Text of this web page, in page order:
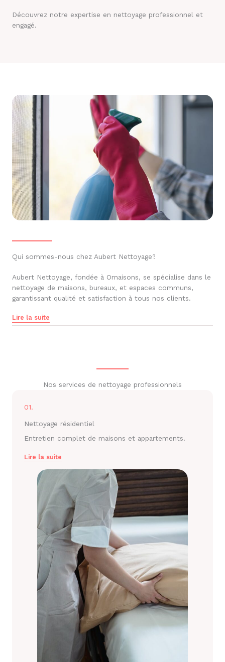
Découvrez notre expertise en nettoyage professionnel et
engagé.
Qui sommes-nous chez Aubert Nettoyage?
Aubert Nettoyage, fondée à Ornaisons, se spécialise dans le
nettoyage de maisons, bureaux, et espaces communs,
garantissant qualité et satisfaction à tous nos clients.
Lire la suite
Nos services de nettoyage professionnels
01.
Nettoyage résidentiel
Entretien complet de maisons et appartements.
Lire la suite